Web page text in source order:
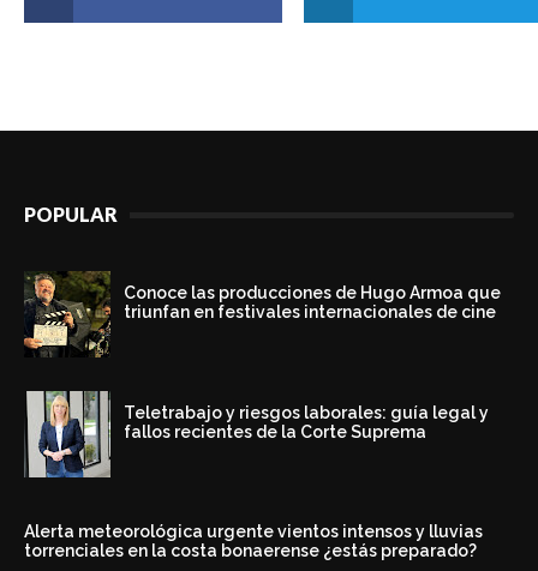
POPULAR
Conoce las producciones de Hugo Armoa que
triunfan en festivales internacionales de cine
Teletrabajo y riesgos laborales: guía legal y
fallos recientes de la Corte Suprema
Alerta meteorológica urgente vientos intensos y lluvias
torrenciales en la costa bonaerense ¿estás preparado?